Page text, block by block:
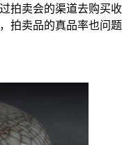
拍卖会的渠道去购买收
拍卖品的真品率也问题